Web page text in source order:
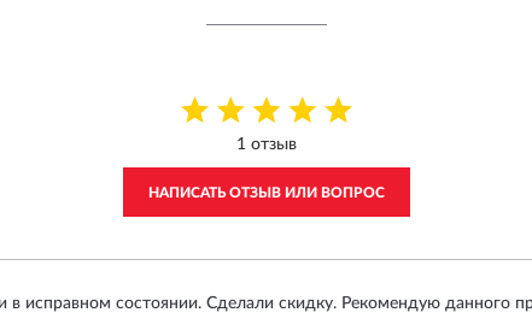
1 отзыв
НАПИСАТЬ ОТЗЫВ ИЛИ ВОПРОС
в исправном состоянии. Сделали скидку. Рекомендую данного